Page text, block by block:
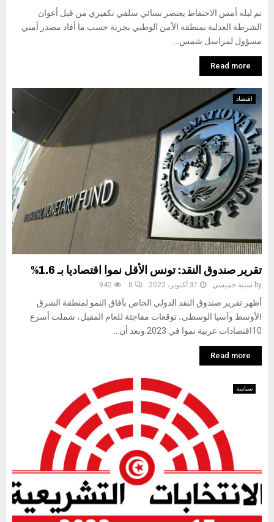
تم ليلة أمس الاحتفاظ بعنصر نسائي سلفي تكفيري من قبل أعوان
الشرطة العدلية بمنطقة الأمن الوطني بجربة حسب ما أفاد مصدر أمني
مسؤول لمراسل شمس...
Read more
اقتصاد
تقرير صندوق النقد: تونس الأقل نموا اقتصاديا بـ 1.6%
by سنية خميسي 31 أكتوبر، 2022 0
942
أظهر تقرير صندوق النقد الدولي الخاص بآفاق النمو لمنطقة الشرق
الأوسط وآسيا الوسطى، توقعات مفاجئة للعام المقبل، شملت أسرع
10اقتصادات عربية نموا في 2023.وبعد أن...
Read more
سياسة